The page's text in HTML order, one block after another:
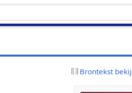
Brontekst